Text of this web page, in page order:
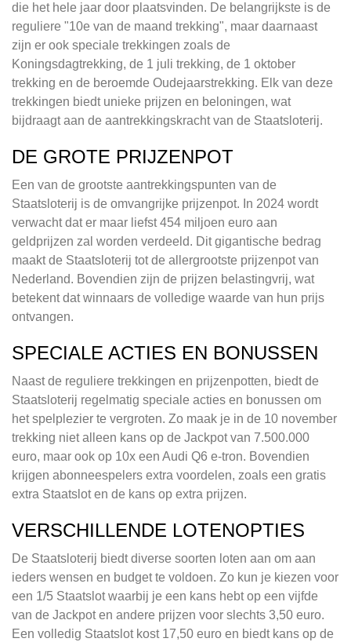
die het hele jaar door plaatsvinden. De belangrijkste is de
reguliere "10e van de maand trekking", maar daarnaast
zijn er ook speciale trekkingen zoals de
Koningsdagtrekking, de 1 juli trekking, de 1 oktober
trekking en de beroemde Oudejaarstrekking. Elk van deze
trekkingen biedt unieke prijzen en beloningen, wat
bijdraagt aan de aantrekkingskracht van de Staatsloterij.
DE GROTE PRIJZENPOT
Een van de grootste aantrekkingspunten van de
Staatsloterij is de omvangrijke prijzenpot. In 2024 wordt
verwacht dat er maar liefst 454 miljoen euro aan
geldprijzen zal worden verdeeld. Dit gigantische bedrag
maakt de Staatsloterij tot de allergrootste prijzenpot van
Nederland. Bovendien zijn de prijzen belastingvrij, wat
betekent dat winnaars de volledige waarde van hun prijs
ontvangen.
SPECIALE ACTIES EN BONUSSEN
Naast de reguliere trekkingen en prijzenpotten, biedt de
Staatsloterij regelmatig speciale acties en bonussen om
het spelplezier te vergroten. Zo maak je in de 10 november
trekking niet alleen kans op de Jackpot van 7.500.000
euro, maar ook op 10x een Audi Q6 e-tron. Bovendien
krijgen abonneespelers extra voordelen, zoals een gratis
extra Staatslot en de kans op extra prijzen.
VERSCHILLENDE LOTENOPTIES
De Staatsloterij biedt diverse soorten loten aan om aan
ieders wensen en budget te voldoen. Zo kun je kiezen voor
een 1/5 Staatslot waarbij je een kans hebt op een vijfde
van de Jackpot en andere prijzen voor slechts 3,50 euro.
Een volledig Staatslot kost 17,50 euro en biedt kans op de